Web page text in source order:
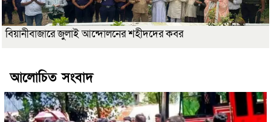
বিয়ানীবাজারে জুলাই আন্দোলনের শহীদদের কবর
আলোচিত সংবাদ